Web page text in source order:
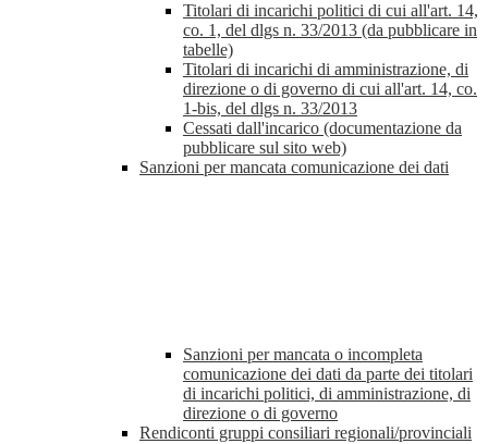
Titolari di incarichi politici di cui all'art. 14,
co. 1, del dlgs n. 33/2013 (da pubblicare in
tabelle)
Titolari di incarichi di amministrazione, di
direzione o di governo di cui all'art. 14, co.
1-bis, del dlgs n. 33/2013
Cessati dall'incarico (documentazione da
pubblicare sul sito web)
Sanzioni per mancata comunicazione dei dati
Sanzioni per mancata o incompleta
comunicazione dei dati da parte dei titolari
di incarichi politici, di amministrazione, di
direzione o di governo
Rendiconti gruppi consiliari regionali/provinciali